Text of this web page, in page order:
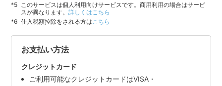
このサービスは個人利用向けサービスです。商用利用の場合はサービ
スが異なります。詳しくはこちら
仕入税額控除をされる方は こちら
お支払い方法
クレジットカード
ご利用可能なクレジットカードはVISA・